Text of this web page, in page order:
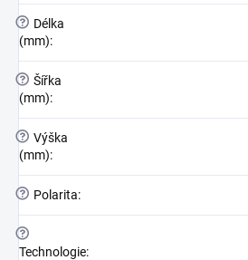
?
Délka
(mm):
? Šířka
(mm):
? Výška
(mm):
? Polarita:
?
Technologie: